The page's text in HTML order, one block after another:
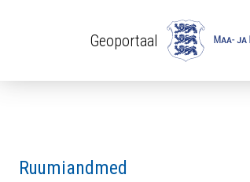
Geoportaal
Ruumiandmed